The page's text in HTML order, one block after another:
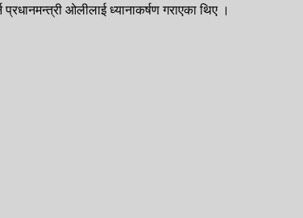
ओलीलाई ध्यानाकर्षण गराएका थिए ।